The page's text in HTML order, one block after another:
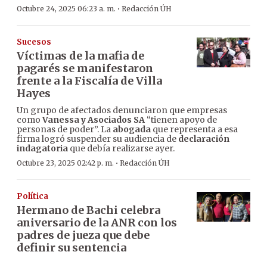
Octubre 24, 2025 06:23 a. m. · Redacción ÚH
Sucesos
Víctimas de la mafia de
pagarés se manifestaron
frente a la Fiscalía de Villa
Hayes
Un grupo de afectados denunciaron que empresas
comoVanessa y Asociados SA “tienen apoyo de
personas de poder”. La abogada que representa a esa
firma logró suspender su audiencia de declaración
indagatoria que debía realizarse ayer.
Octubre 23, 2025 02:42 p. m. · Redacción ÚH
Política
Hermano de Bachi celebra
aniversario de la ANR con los
padres de jueza que debe
definir su sentencia